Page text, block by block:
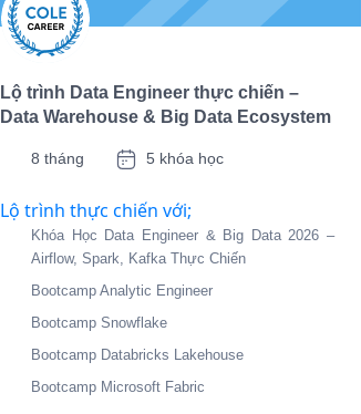
Lộ trình Data Engineer thực chiến –
Data Warehouse & Big Data Ecosystem
8 tháng 5 khóa học
Lộ trình thực chiến với;
Khóa Học Data Engineer & Big Data 2026 –
Airflow, Spark, Kafka Thực Chiến
Bootcamp Analytic Engineer
Bootcamp Snowflake
Bootcamp Databricks Lakehouse
Bootcamp Microsoft Fabric